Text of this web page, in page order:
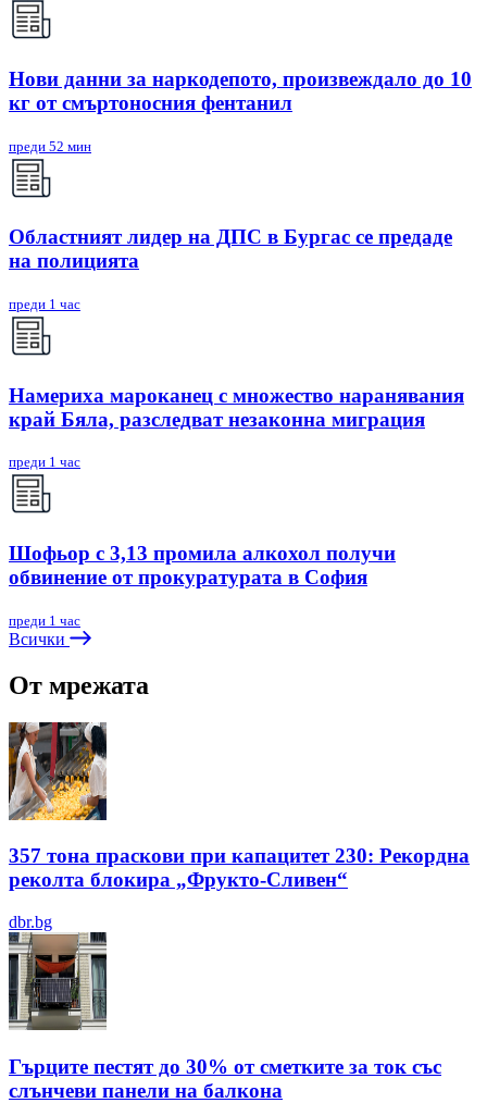
Нови данни за наркодепото, произвеждало до 10
кг от смъртоносния фентанил
преди 52 мин
Областният лидер на ДПС в Бургас се предаде
на полицията
преди 1 час
Намериха мароканец с множество наранявания
край Бяла, разследват незаконна миграция
преди 1 час
Шофьор с 3,13 промила алкохол получи
обвинение от прокуратурата в София
преди 1 час
Всички
От мрежата
357 тона праскови при капацитет 230: Рекордна
реколта блокира „Фрукто-Сливен“
dbr.bg
Гърците пестят до 30% от сметките за ток със
слънчеви панели на балкона